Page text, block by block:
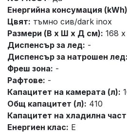
Енергийна консумация
Цвят: тъмно сив/dark inox
Размери (В х Ш х Д см): 168
Диспенсър за лед: -
Диспенсър за натрошен лед:
Фреш зона: -
Рафтове: -
Капацитет на камерата (л):
Общ капацитет (л): 410
Капацитет на хладилна
Енергиен клас: E